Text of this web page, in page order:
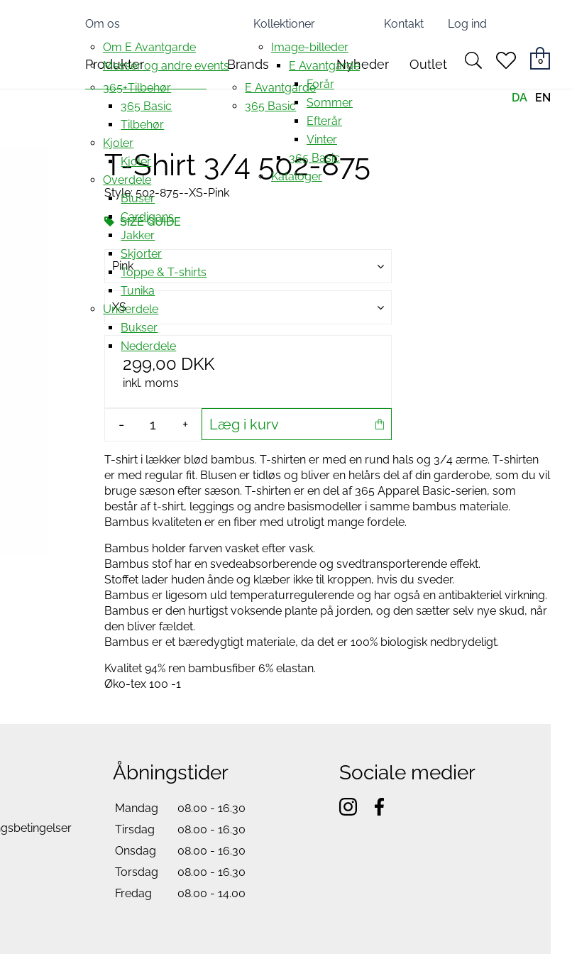
Produkter
365+Tilbehør
365 Basic
Tilbehør
Kjoler
Kjoler
Overdele
Bluser
Cardigans
Jakker
Skjorter
Toppe & T-shirts
Tunika
Underdele
Bukser
Nederdele
Brands
E Avantgarde
365 Basic
Nyheder Outlet
searchheart
0
Om os
Om E Avantgarde
Messer og andre events
Kollektioner
Image-billeder
E Avantgarde
Forår
Sommer
Efterår
Vinter
365 Basic
Kataloger
Kontakt Log ind
DA EN
T-Shirt 3/4 502-875
Style: 502-875--XS-Pink
SIZE GUIDE
Pink
XS
299,00 DKK
inkl. moms
- + Læg i kurv
T-shirt i lækker blød bambus. T-shirten er med en rund hals og 3/4 ærme. T-shirten
er med regular fit. Blusen er tidløs og bliver en helårs del af din garderobe, som du vil
bruge sæson efter sæson. T-shirten er en del af 365 Apparel Basic-serien, som
består af t-shirt, leggings og andre basismodeller i samme bambus materiale.
Bambus kvaliteten er en fiber med utroligt mange fordele.
Bambus holder farven vasket efter vask.
Bambus stof har en svedeabsorberende og svedtransporterende effekt.
Stoffet lader huden ånde og klæber ikke til kroppen, hvis du sveder.
Bambus er ligesom uld temperaturregulerende og har også en antibakteriel virkning.
Bambus er den hurtigst voksende plante på jorden, og den sætter selv nye skud, når
den bliver fældet.
Bambus er et bæredygtigt materiale, da det er 100% biologisk nedbrydeligt.
Kvalitet 94% ren bambusfiber 6% elastan.
Øko-tex 100 -1
Åbningstider
Mandag
08.00 - 16.30
Tirsdag
08.00 - 16.30
Onsdag
08.00 - 16.30
Torsdag
08.00 - 16.30
Fredag
08.00 - 14.00
Sociale medier
instagramfacebook